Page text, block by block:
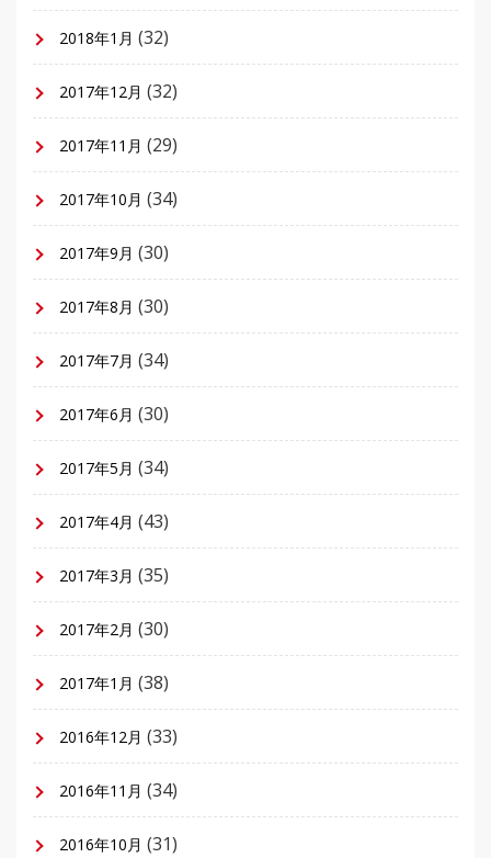
2018年1月 (32)
2017年12月 (32)
2017年11月 (29)
2017年10月 (34)
2017年9月 (30)
2017年8月 (30)
2017年7月 (34)
2017年6月 (30)
2017年5月 (34)
2017年4月 (43)
2017年3月 (35)
2017年2月 (30)
2017年1月 (38)
2016年12月 (33)
2016年11月 (34)
2016年10月 (31)